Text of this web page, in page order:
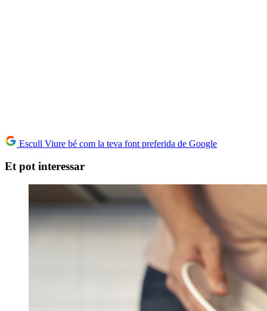
Escull Viure bé com la teva font preferida de Google
Et pot interessar